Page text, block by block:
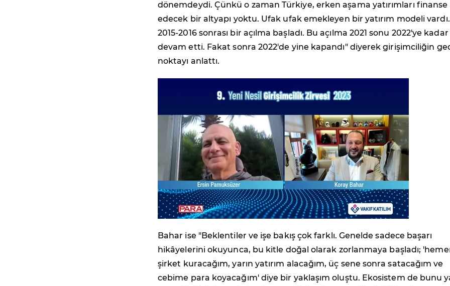
dönemdeydi. Çünkü o zaman Türkiye, erken aşama yatırımları finanse
edecek bir altyapı yoktu. Ufak ufak emekleyen bir yatırım modeli vardı.
2015-2016 sonrası bir açılma başladı. Bu açılma 2021 sonu 2022'ye kadar
devam etti. Fakat sonra 2022'de yine kapandı" diyerek girişimciliğin
noktayı anlattı.
Bahar ise "Beklentiler ve işe bakış çok farklı. Genelde sadece başarı
hikâyelerini okuyunca, bu kitle doğal olarak zorlanmaya başladı;
şirket kuracağım, yarın yatırım alacağım, üç sene sonra satacağım ve
cebime para koyacağım' diye bir yaklaşım oluştu. Ekosistem de bunu